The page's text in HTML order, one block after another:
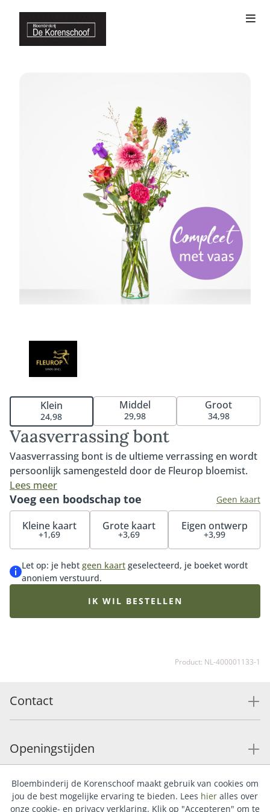
Vaasverrassing bont
Vaasverrassing bont is de ultieme verrassing en wordt
persoonlijk samengesteld door de Fleurop bloemist.
De vaasverrassing is een combinatie van een moderne
vaas beschikbaar in 3 formaten - klein, middel en groot
- met mooie verse seizoensbloemen. De bloemist kiest
de bloemen, snijdt deze voor levering schuin af en
hoogte van de vaas is afhankelijk van het gekozen
formaat. Het afgebeelde boeket is een sfeerimpressie.
Het geleverde boeket wordt persoonlijk samengesteld
door de Fleurop bloemist met de op dat moment
Lees meer
Klein
24,98
Middel
29,98
Groot
34,98
Voeg een boodschap toe Geen kaart
Kleine kaart
+1,69
Grote kaart
+3,69
Eigen ontwerp
+3,99
Let op: je hebt geen kaart geselecteerd, je boeket wordt
anoniem verstuurd.
IK WIL BESTELLEN
Product: NL-400001133-1
Contact
Openingstijden
Service
Bloembinderij de Korenschoof maakt gebruik van cookies om
jou de best mogelijke ervaring te bieden. Lees hier alles over
onze cookie- en privacy verklaring. Klik op "Accepteren" om te